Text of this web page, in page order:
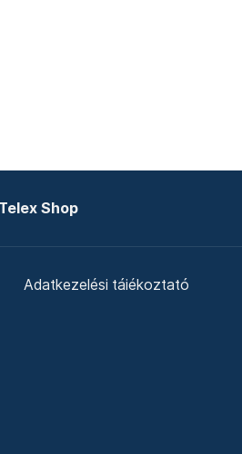
Telex Shop
Adatkezelési tájékoztató